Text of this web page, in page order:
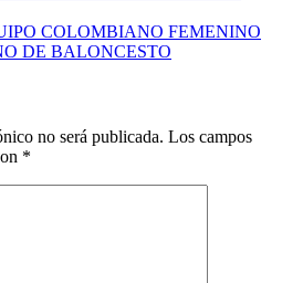
COLOMBIANO FEMENINO
DE BALONCESTO
no será publicada. Los campos
*